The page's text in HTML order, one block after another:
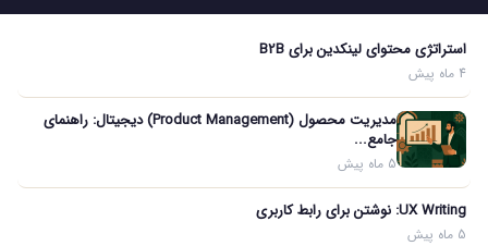
استراتژی محتوای لینکدین برای B2B
4 ماه پیش
مدیریت محصول (Product Management) دیجیتال: راهنمای
جامع...
5 ماه پیش
UX Writing: نوشتن برای رابط کاربری
5 ماه پیش